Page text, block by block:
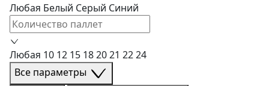
Любая Белый Серый Синий
Любая 10 12 15 182021 2224
Все параметры